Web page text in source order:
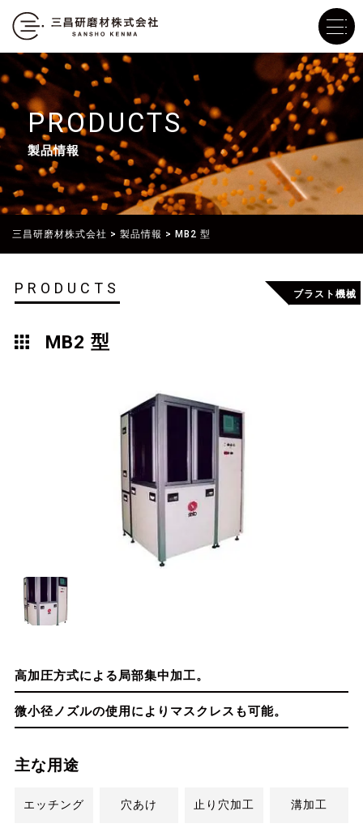
PRODUCTS
製品情報
三昌研磨材株式会社 > 製品情報 > MB2 型
PRODUCTS
MB2 型
ブラスト機械
高加圧方式による局部集中加工。
微小径ノズルの使用によりマスクレスも可能。
主な用途
エッチング 穴あけ 止り穴加工 溝加工